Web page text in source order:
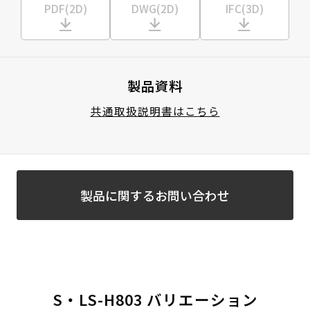
PDF(2D) DWG(2D) IFC(3D)
製品資料
共通取扱説明書はこちら
製品に関するお問い合わせ
S・LS-H803 バリエーション